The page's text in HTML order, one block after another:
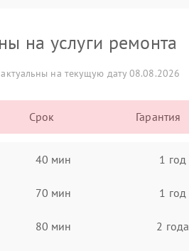
на услуги ремонта
на текущую дату 08.08.2026
Срок Гарантия
40 мин 1 год
70 мин 1 год
80 мин 2 года